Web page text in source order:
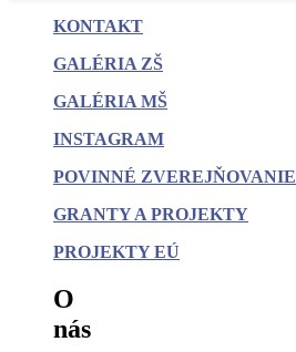
KONTAKT
GALÉRIA ZŠ
GALÉRIA MŠ
INSTAGRAM
POVINNÉ ZVEREJŇOVANIE
GRANTY A PROJEKTY
PROJEKTY EÚ
O
nás